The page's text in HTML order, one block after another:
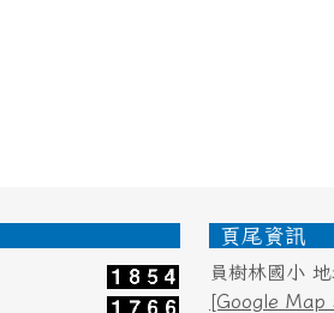
頁尾資訊
員樹林國小
[Google Map